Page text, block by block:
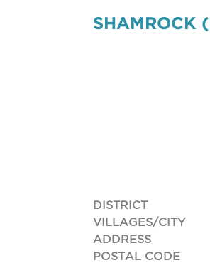
SHAMROCK
DISTRICT
VILLAGES/CITY
ADDRESS
POSTAL CODE